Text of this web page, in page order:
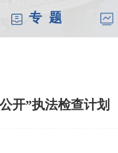
专 题
开”执法检查计划